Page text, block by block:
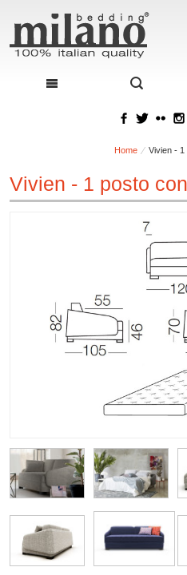
Home Vivien - 1
Vivien - 1 posto